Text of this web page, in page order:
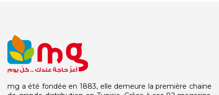
mg a été fondée en 1883, elle demeure la première chaine